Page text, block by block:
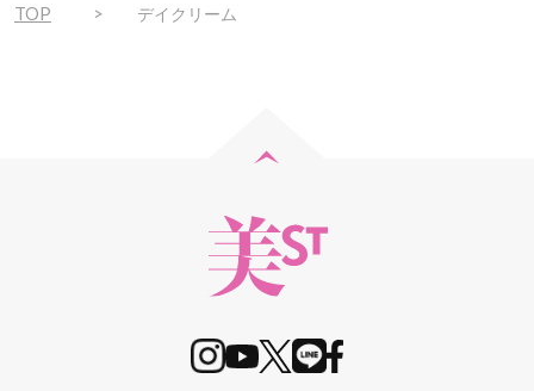
TOP デイクリーム